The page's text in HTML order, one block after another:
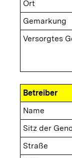
Ort
Gemarkung
Versorgtes
Betreiber
Name
Sitz der
Straße